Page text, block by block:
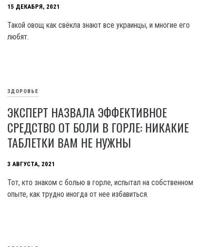
15 ДЕКАБРЯ, 2021
Такой овощ как свёкла знают все украинцы, и многие его
любят.
ЗДОРОВЬЕ
ЭКСПЕРТ НАЗВАЛА ЭФФЕКТИВНОЕ
СРЕДСТВО ОТ БОЛИ В ГОРЛЕ: НИКАКИЕ
ТАБЛЕТКИ ВАМ НЕ НУЖНЫ
3 АВГУСТА, 2021
Тот, кто знаком с болью в горле, испытал на собственном
опыте, как трудно иногда от нее избавиться.